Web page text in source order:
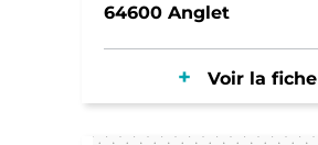
64600 Anglet
Voir la fiche